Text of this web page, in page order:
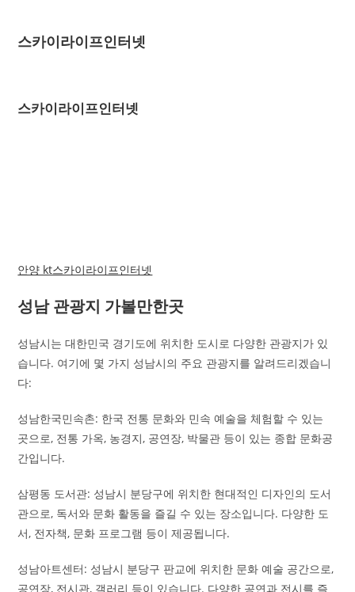
스카이라이프인터넷
스카이라이프인터넷
안양 kt스카이라이프인터넷
성남 관광지 가볼만한곳
성남시는 대한민국 경기도에 위치한 도시로 다양한 관광지가 있
습니다. 여기에 몇 가지 성남시의 주요 관광지를 알려드리겠습니
다:
성남한국민속촌: 한국 전통 문화와 민속 예술을 체험할 수 있는
곳으로, 전통 가옥, 농경지, 공연장, 박물관 등이 있는 종합 문화공
간입니다.
삼평동 도서관: 성남시 분당구에 위치한 현대적인 디자인의 도서
관으로, 독서와 문화 활동을 즐길 수 있는 장소입니다. 다양한 도
서, 전자책, 문화 프로그램 등이 제공됩니다.
성남아트센터: 성남시 분당구 판교에 위치한 문화 예술 공간으로,
공연장, 전시관, 갤러리 등이 있습니다. 다양한 공연과 전시를 즐